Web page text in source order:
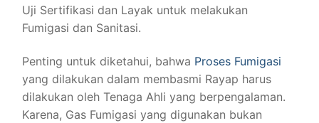
Uji Sertifikasi dan Layak untuk melakukan
Fumigasi dan Sanitasi.
Penting untuk diketahui, bahwa Proses Fumigasi
yang dilakukan dalam membasmi Rayap harus
dilakukan oleh Tenaga Ahli yang berpengalaman.
Karena, Gas Fumigasi yang digunakan bukan